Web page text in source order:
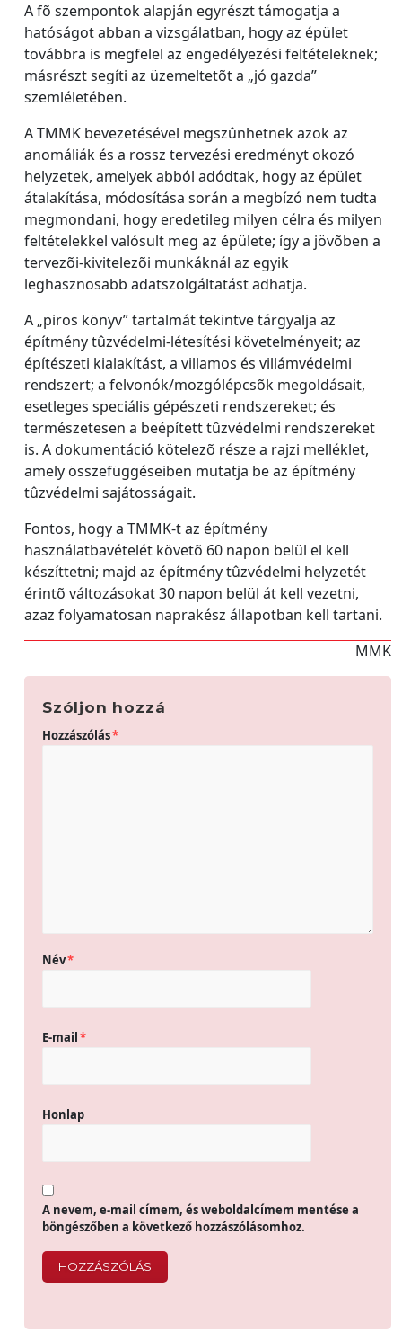
A fõ szempontok alapján egyrészt támogatja a
hatóságot abban a vizsgálatban, hogy az épület
továbbra is megfelel az engedélyezési feltételeknek;
másrészt segíti az üzemeltetõt a „jó gazda”
szemléletében.
A TMMK bevezetésével megszûnhetnek azok az
anomáliák és a rossz tervezési eredményt okozó
helyzetek, amelyek abból adódtak, hogy az épület
átalakítása, módosítása során a megbízó nem tudta
megmondani, hogy eredetileg milyen célra és milyen
feltételekkel valósult meg az épülete; így a jövõben a
tervezõi-kivitelezõi munkáknál az egyik
leghasznosabb adatszolgáltatást adhatja.
A „piros könyv” tartalmát tekintve tárgyalja az
építmény tûzvédelmi-létesítési követelményeit; az
építészeti kialakítást, a villamos és villámvédelmi
rendszert; a felvonók/mozgólépcsõk megoldásait,
esetleges speciális gépészeti rendszereket; és
természetesen a beépített tûzvédelmi rendszereket
is. A dokumentáció kötelezõ része a rajzi melléklet,
amely összefüggéseiben mutatja be az építmény
tûzvédelmi sajátosságait.
Fontos, hogy a TMMK-t az építmény
használatbavételét követõ 60 napon belül el kell
készíttetni; majd az építmény tûzvédelmi helyzetét
érintõ változásokat 30 napon belül át kell vezetni,
azaz folyamatosan naprakész állapotban kell tartani.
MMK
Szóljon hozzá
Hozzászólás*
Név*
E-mail*
Honlap
A nevem, e-mail címem, és weboldalcímem mentése a
böngészőben a következő hozzászólásomhoz.